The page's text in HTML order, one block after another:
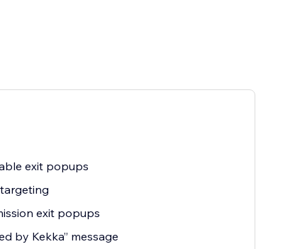
exit popups
exit popups
by Kekka” message